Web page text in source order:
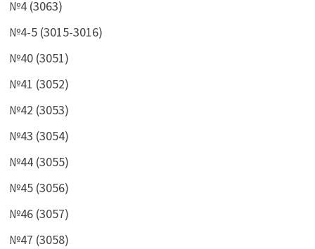
№4 (3063)
№4-5 (3015-3016)
№40 (3051)
№41 (3052)
№42 (3053)
№43 (3054)
№44 (3055)
№45 (3056)
№46 (3057)
№47 (3058)